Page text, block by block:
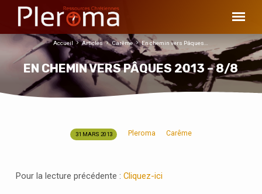
EN CHEMIN VERS PÂQUES 2013 – 8/8
Accueil Articles Carême En chemin vers Pâques…
VERS
31 MARS 2013 Pleroma Carême
Pour la lecture précédente : Cliquez-ici